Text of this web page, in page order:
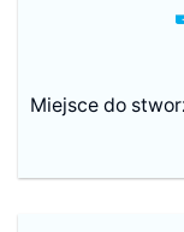
Miejsce do